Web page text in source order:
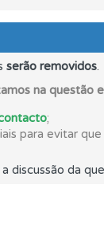
serão removidos.
na questão
;
para evitar
discussão da